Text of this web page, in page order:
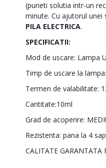
(puneti solutia intr-un
minute. Cu ajutorul unei
PILA ELECTRICA.
SPECIFICATII:
Mod de uscare: Lampa
Timp de uscare la
Termen de valabilitate:
Cantitate:10ml
Grad de acoperire:
Rezistenta: pana la 4
CALITATE GARANTATA